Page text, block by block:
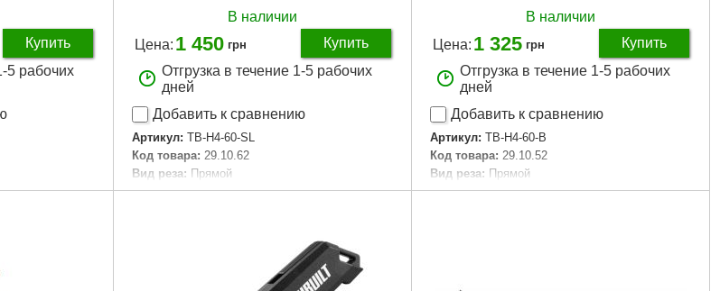
Купить
5 рабочих
В наличии
Цена: 1 450 грн
Купить
Отгрузка в течение 1-5 рабочих
дней
Добавить к сравнению
Артикул: TB-H4-60-SL
Код товара: 29.10.62
Вид реза: Прямой
Длина общая, мм: 300
Подробнее...
В наличии
Цена: 1 325 грн
Купить
Отгрузка в течение 1-5 рабочих
дней
Добавить к сравнению
Артикул: TB-H4-60-B
Код товара: 29.10.52
Вид реза: Прямой
Длина общая, мм: 243